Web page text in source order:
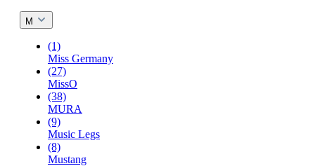
M
(1)
Miss Germany
(27)
MissO
(38)
MURA
(9)
Music Legs
(8)
Mustang